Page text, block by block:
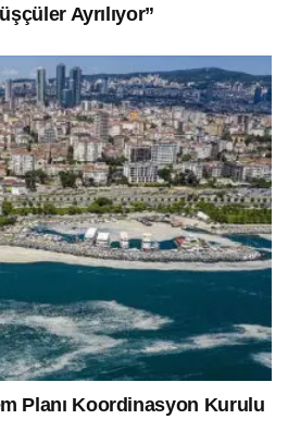
Ayrılıyor”
Planı Koordinasyon Kurulu